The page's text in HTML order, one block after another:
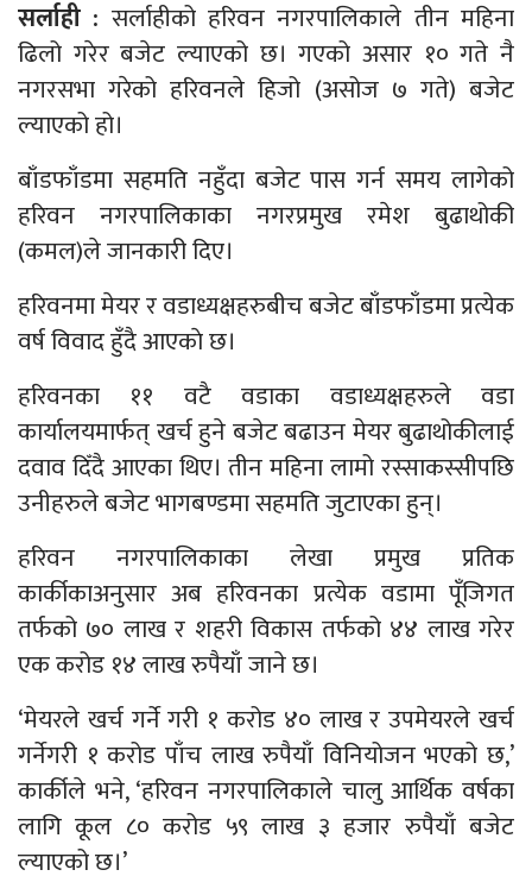
सर्लाही : सर्लाहीको हरिवन नगरपालिकाले तीन महिना
ढिलो गरेर बजेट ल्याएको छ। गएको असार १० गते नै
नगरसभा गरेको हरिवनले हिजो (असोज ७ गते) बजेट
ल्याएको हो।
बाँडफाँडमा सहमति नहुँदा बजेट पास गर्न समय लागेको
हरिवन नगरपालिकाका नगरप्रमुख रमेश बुढाथोकी
(कमल)ले जानकारी दिए।
हरिवनमा मेयर र वडाध्यक्षहरुबीच बजेट बाँडफाँडमा प्रत्येक
वर्ष विवाद हुँदै आएकाे छ।
हरिवनका ११ वटै वडाका वडाध्यक्षहरुले वडा
कार्यालयमार्फत् खर्च हुने बजेट बढाउन मेयर बुढाथोकीलाई
दवाव दिँदै आएका थिए। तीन महिना लामो रस्साकस्सीपछि
उनीहरुले बजेट भागबण्डमा सहमति जुटाएका हुन्।
हरिवन नगरपालिकाका लेखा प्रमुख प्रतिक
कार्कीकाअनुसार अब हरिवनका प्रत्येक वडामा पूँजिगत
तर्फको ७० लाख र शहरी विकास तर्फको ४४ लाख गरेर
एक करोड १४ लाख रुपैयाँ जाने छ।
‘मेयरले खर्च गर्ने गरी १ करोड ४० लाख र उपमेयरले खर्च
गर्नेगरी १ करोड पाँच लाख रुपैयाँ विनियोजन भएको छ,’
कार्कीले भने, ‘हरिवन नगरपालिकाले चालु आर्थिक वर्षका
लागि कूल ८० करोड ५९ लाख ३ हजार रुपैयाँ बजेट
ल्याएको छ।’